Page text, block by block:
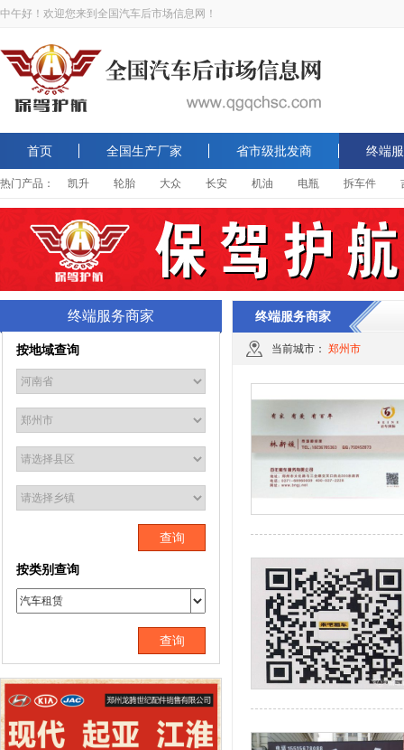
中午好！欢迎您来到全国汽车后市场信息网！
首页 全国生产厂家 省市级批发商 终端
热门产品： 凯升 轮胎 大众 长安 机油 电瓶 拆车件
终端服务商家
按地域查询
查询
按类别查询
查询
终端服务商家
当前城市： 郑州市